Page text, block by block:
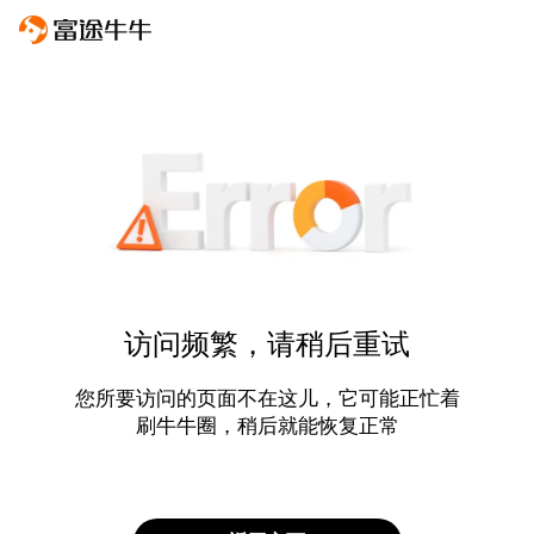
访问频繁，请稍后重试
您所要访问的页面不在这儿，它可能正忙着
刷牛牛圈，稍后就能恢复正常